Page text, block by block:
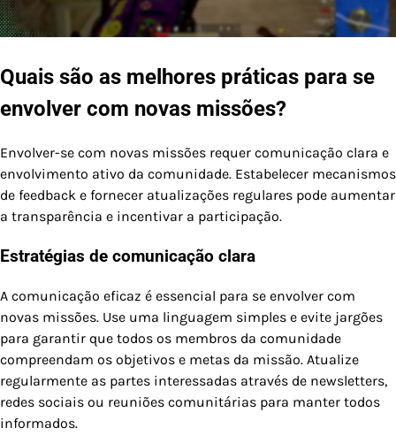
Quais são as melhores práticas para se
envolver com novas missões?
Envolver-se com novas missões requer comunicação clara e
envolvimento ativo da comunidade. Estabelecer mecanismos
de feedback e fornecer atualizações regulares pode aumentar
a transparência e incentivar a participação.
Estratégias de comunicação clara
A comunicação eficaz é essencial para se envolver com
novas missões. Use uma linguagem simples e evite jargões
para garantir que todos os membros da comunidade
compreendam os objetivos e metas da missão. Atualize
regularmente as partes interessadas através de newsletters,
redes sociais ou reuniões comunitárias para manter todos
informados.